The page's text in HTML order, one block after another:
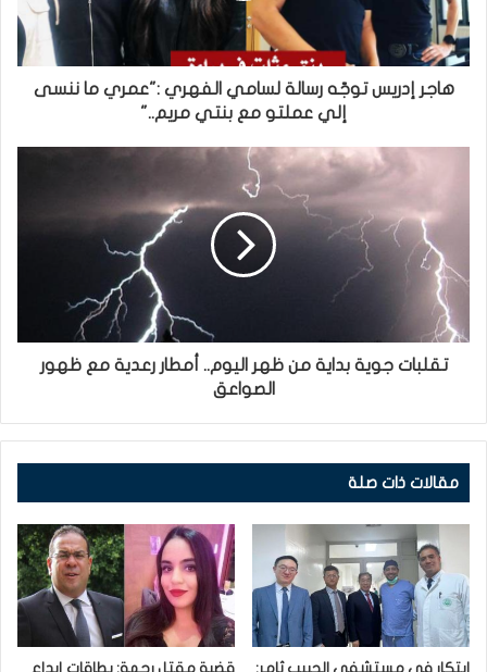
هاجر إدريس توجّه رسالة لسامي الفهري :"عمري ما ننسى
إلي عملتو مع بنتي مريم.."
تقلبات جوية بداية من ظهر اليوم.. أمطار رعدية مع ظهور
الصواعق
مقالات ذات صلة
ابتكار في مستشفى الحبيب ثامر: قضية مقتل رحمة: بطاقات إيداع